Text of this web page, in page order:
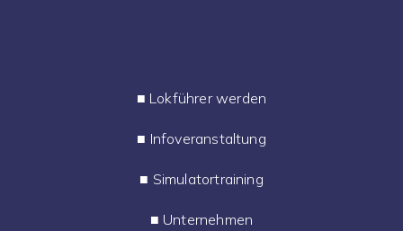
■ Lokführer werden
■ Infoveranstaltung
■ Simulatortraining
■ Unternehmen